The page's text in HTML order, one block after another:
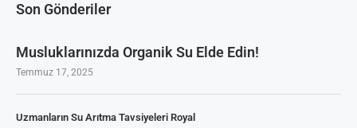
Son Gönderiler
Musluklarınızda Organik Su Elde Edin!
Temmuz 17, 2025
Uzmanların Su Arıtma Tavsiyeleri Royal